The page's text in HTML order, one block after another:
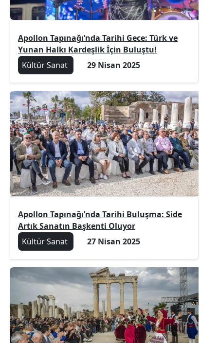
Apollon Tapınağı’nda Tarihi Gece: Türk ve
Yunan Halkı Kardeşlik İçin Buluştu!
Kültür Sanat
29 Nisan 2025
Apollon Tapınağı’nda Tarihi Buluşma: Side
Artık Sanatın Başkenti Oluyor
Kültür Sanat
27 Nisan 2025